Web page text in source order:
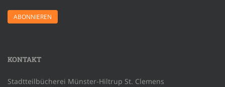
KONTAKT
Stadtteilbücherei Münster-Hiltrup St. Clemens